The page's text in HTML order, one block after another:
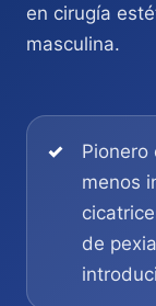
en cirugía
masculina.
Pionero
menos
de